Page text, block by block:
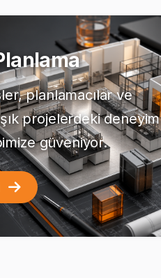
planlamacılar ve
projelerdeki deneyim
güveniyor.